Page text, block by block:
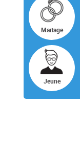
Mariage
Jeune